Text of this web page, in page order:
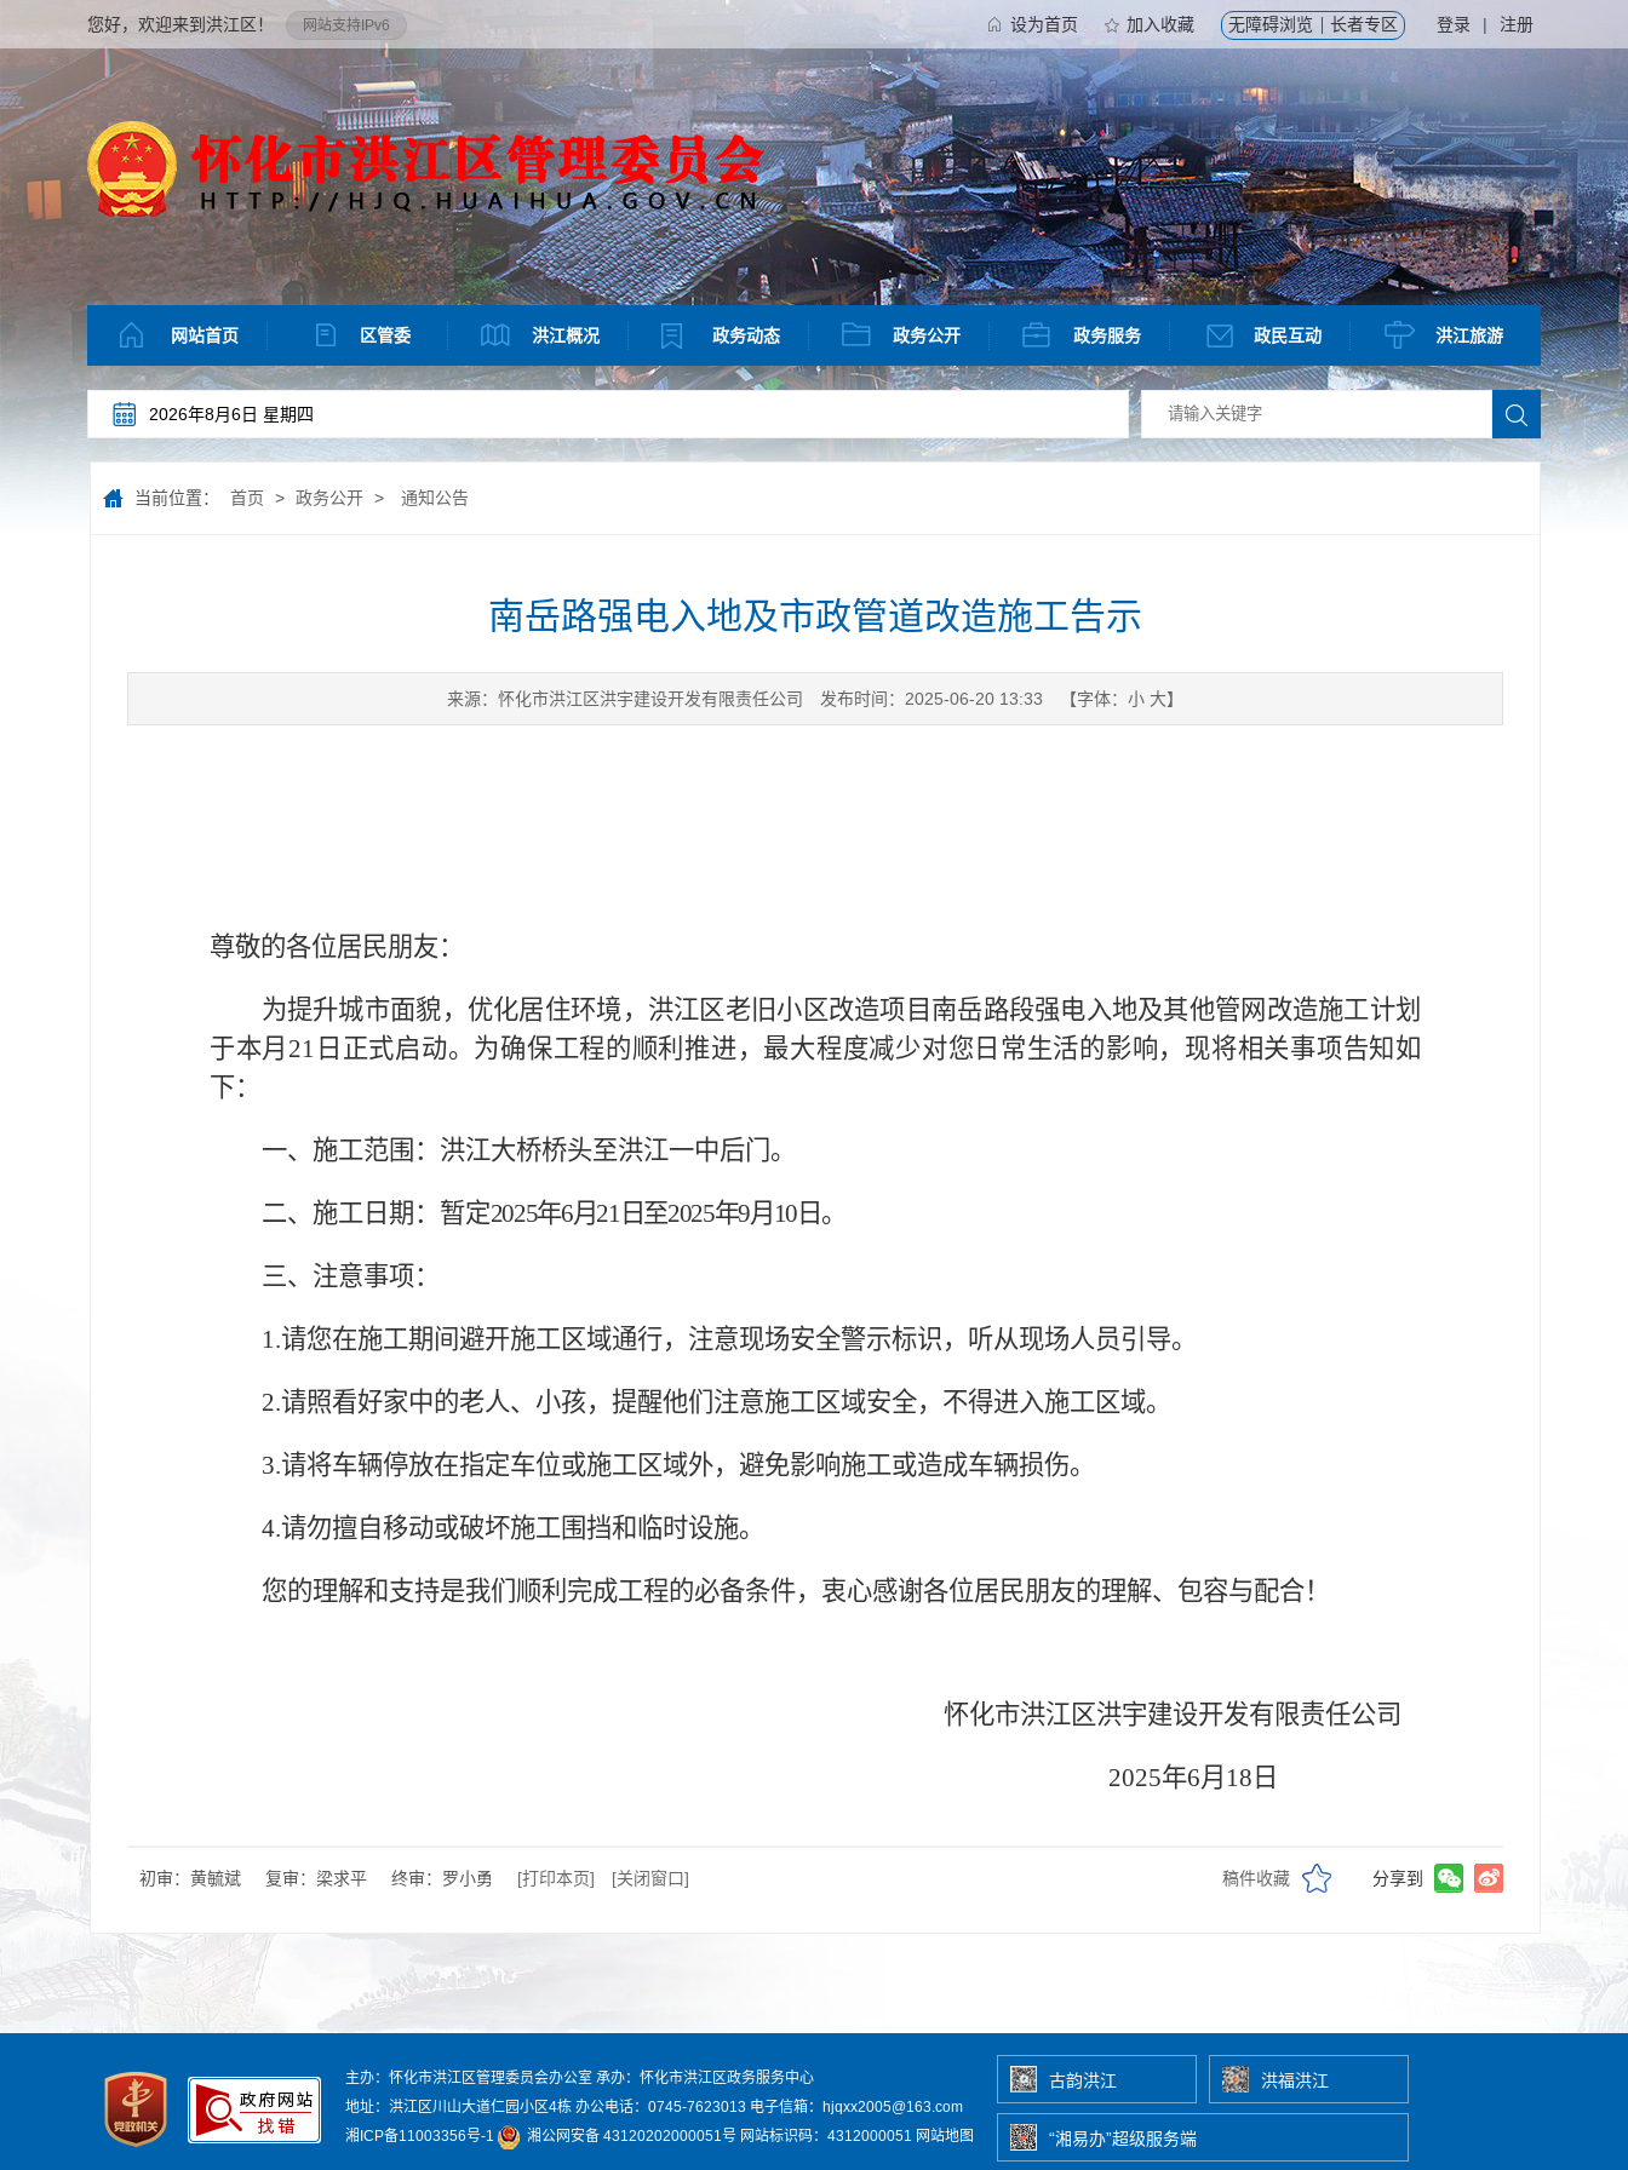
您好，欢迎来到洪江区！ 网站支持IPv6 登录 | 注册
设为首页 加入收藏 无障碍浏览 长者专区
网站首页 区管委 洪江概况 政务动态 政务公开 政务服务 政民互动 洪江旅游
2026年8月6日 星期四
当前位置： 首页 > 政务公开 > 通知公告
南岳路强电入地及市政管道改造施工告示
来源：怀化市洪江区洪宇建设开发有限责任公司 发布时间：2025-06-20 13:33 【字体： 小 大】
尊敬的各位居民朋友：
为提升城市面貌，优化居住环境，洪江区老旧小区改造项目南岳路段强电入地及其他管网改造施工计划
于本月 21日正式启动。为确保工程的顺利推进，最大程度减少对您日常生活的影响，现将相关事项告知如
下：
一、 施工范围： 洪江大桥桥头至洪江一中后门。
二、 施工日期 ： 暂定2025年6月21日至2025年9月10日。
三、 注意事项：
1.请您在施工期间避开施工区域通行，注意现场安全警示标识，听从现场人员引导。
2.请照看好家中的老人、小孩，提醒他们注意施工区域安全，不得进入施工区域。
3.请将车辆停放在指定车位或施工区域外，避免影响施工或造成车辆损伤。
4.请勿擅自移动或破坏施工围挡和临时设施。
您的理解和支持是我们顺利完成工程的必备条件，衷心感谢各位居民朋友的理解、包容与配合！
怀化市洪江区洪宇建设开发有限责任公司
2025年6月18日
初审：黄毓斌 复审：梁求平 终审：罗小勇 [打印本页] [关闭窗口] 稿件收藏 分享到
主办：怀化市洪江区管理委员会办公室 承办：怀化市洪江区政务服务中心
地址：洪江区川山大道仁园小区4栋 办公电话：0745-7623013 电子信箱：hjqxx2005@163.com
湘ICP备11003356号-1
湘公网安备 43120202000051号 网站标识码：4312000051 网站地图
古韵洪江 洪福洪江
“湘易办”超级服务端